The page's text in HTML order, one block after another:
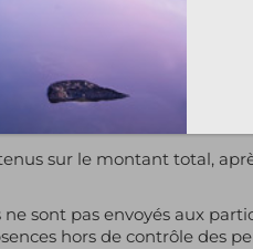
n’atteint pas le
si notifiée 30 jours avant
justificative (ex. :
sur le montant total,
sont pas envoyés aux
hors de contrôle des